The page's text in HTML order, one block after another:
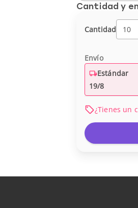
Cantidad y
Cantidad
Envío
Estándar
19/8
¿Tienes un